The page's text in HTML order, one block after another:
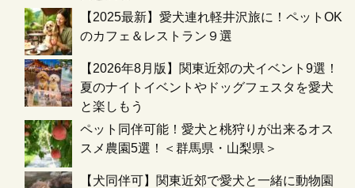
【2025最新】愛犬連れ軽井沢旅に！ペットOK
のカフェ＆レストラン９選
【2026年8月版】関東近郊の犬イベント9選！
夏のナイトイベントやドッグフェスタを愛犬
と楽しもう
ペット同伴可能！愛犬と桃狩りが出来るオス
スメ農園5選！＜群馬県・山梨県＞
【犬同伴可】関東近郊で愛犬と一緒に動物園